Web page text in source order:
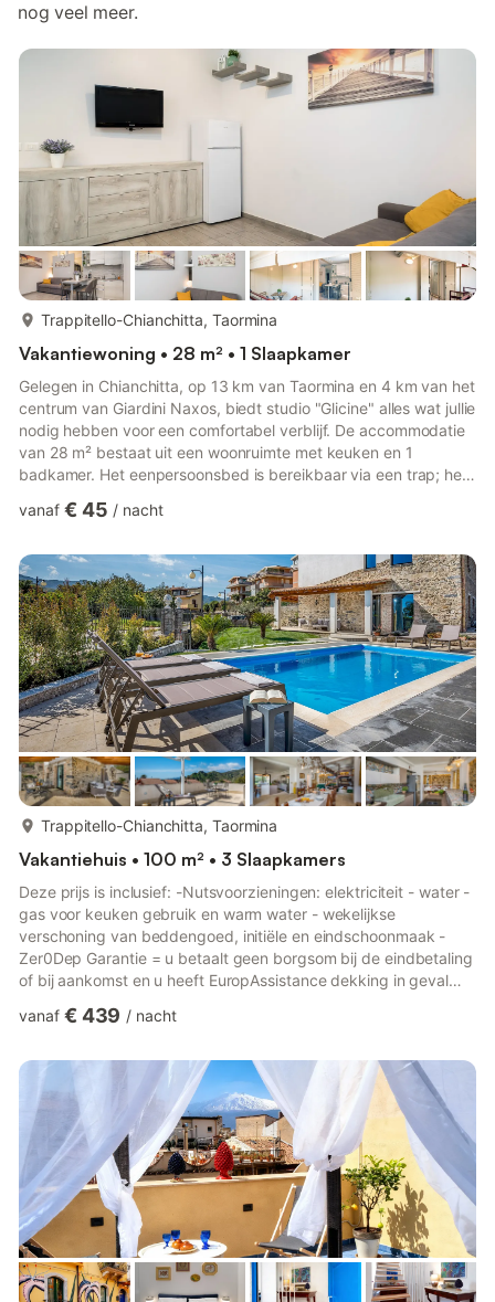
nog veel meer.
Trappitello-Chianchitta, Taormina
Vakantiewoning • 28 m² • 1 Slaapkamer
Gelegen in Chianchitta, op 13 km van Taormina en 4 km van het
centrum van Giardini Naxos, biedt studio "Glicine" alles wat jullie
nodig hebben voor een comfortabel verblijf. De accommodatie
van 28 m² bestaat uit een woonruimte met keuken en 1
badkamer. Het eenpersoonsbed is bereikbaar via een trap; het
trap. Er is plaats voor maximaal 3 personen. Verder zijn er een
vakantiehuis beschikt over een eigen balkon, ideaal om 's
avonds te ontspannen. Openbaar vervoer is gemakkelijk te vo...
vanaf € 45 / nacht
Trappitello-Chianchitta, Taormina
Vakantiehuis • 100 m² • 3 Slaapkamers
Deze prijs is inclusief: -Nutsvoorzieningen: elektriciteit - water -
gas voor keuken gebruik en warm water - wekelijkse
verschoning van beddengoed, initiële en eindschoonmaak -
Zer0Dep Garantie = u betaalt geen borgsom bij de eindbetaling
of bij aankomst en u heeft EuropAssistance dekking in geval
verblijf (tot maximaal € 1.500,00 en met de vermelde
bij aanwezigheid van huisdieren (€ 50,00/week/dier)
Toeristenbelasting (€ 3,00 per persoon per nacht voor de
eerste 10 nachten...
vanaf € 439 / nacht